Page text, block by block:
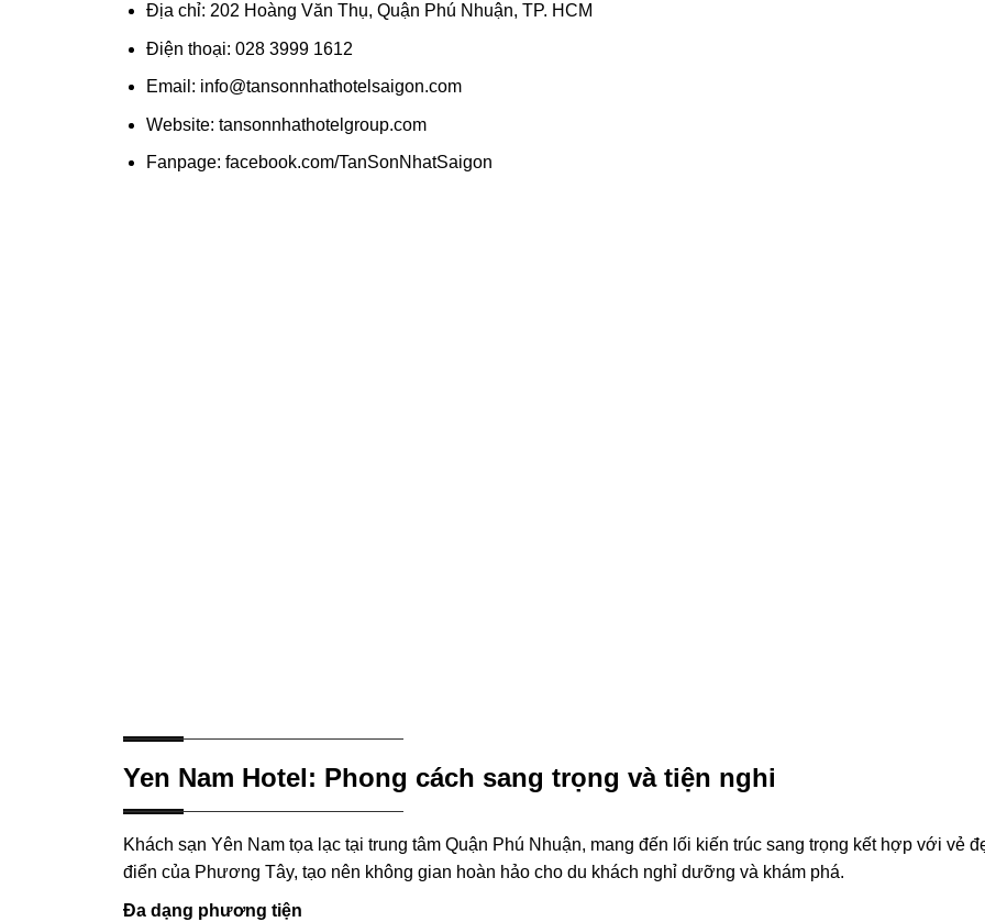
Địa chỉ: 202 Hoàng Văn Thụ, Quận Phú Nhuận, TP. HCM
Điện thoại: 028 3999 1612
Email: info@tansonnhathotelsaigon.com
Website: tansonnhathotelgroup.com
Fanpage: facebook.com/TanSonNhatSaigon
Yen Nam Hotel: Phong cách sang trọng và tiện nghi
Khách sạn Yên Nam tọa lạc tại trung tâm Quận Phú Nhuận, mang đến lối kiến ​​trúc sang trọng kết hợp với vẻ
điển của Phương Tây, tạo nên không gian hoàn hảo cho du khách nghỉ dưỡng và khám phá.
Đa dạng phương tiện